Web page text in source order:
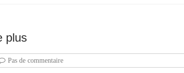
plus
Pas de commentaire